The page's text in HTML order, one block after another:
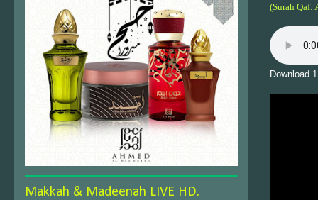
(Surah Qaf:
Download
Makkah & Madeenah LIVE HD.